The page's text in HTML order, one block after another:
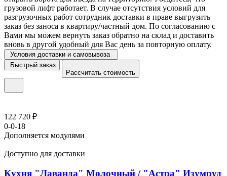
грузовой лифт работает. В случае отсутствия условий для
разгрузочных работ сотрудник доставки в праве выгрузить
заказ без заноса в квартиру/частный дом. По согласованию с
Вами мы можем вернуть заказ обратно на склад и доставить
вновь в другой удобный для Вас день за повторную оплату.
Условия доставки и самовывоза
Быстрый заказ
Рассчитать стоимость
122 720 ₽
0-0-18
Дополняется модулями
Доступно для доставки
Кухня "Лаванда" Молочный / "Астра" Изумруд